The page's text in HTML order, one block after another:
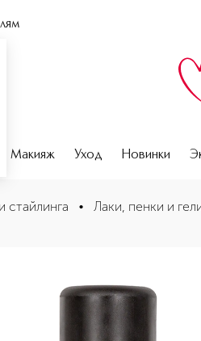
Макияж Уход Новинки
волос в дорожном
стайлинга • Лаки, пенки и